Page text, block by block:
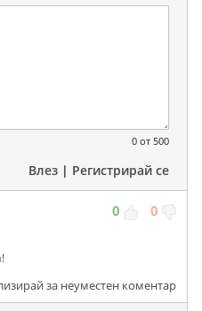
0 от 500
Влез | Регистрирай се
0 0
за неуместен коментар